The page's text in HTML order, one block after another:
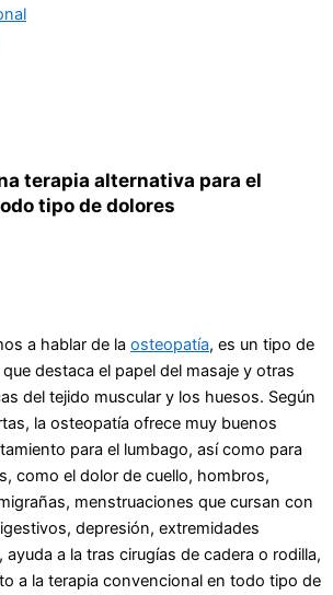
terapia alternativa para el
tipo de dolores
a hablar de la osteopatía, es un tipo de
destaca el papel del masaje y otras
del tejido muscular y los huesos. Según
la osteopatía ofrece muy buenos
para el lumbago, así como para
como el dolor de cuello, hombros,
menstruaciones que cursan con
depresión, extremidades
a la tras cirugías de cadera o rodilla,
a la terapia convencional en todo tipo de